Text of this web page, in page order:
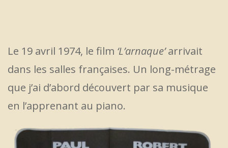
Le 19 avril 1974, le film ‘L’arnaque’arrivait
dans les salles françaises. Un long-métrage
que j’ai d’abord découvert par sa musique
en l’apprenant au piano.